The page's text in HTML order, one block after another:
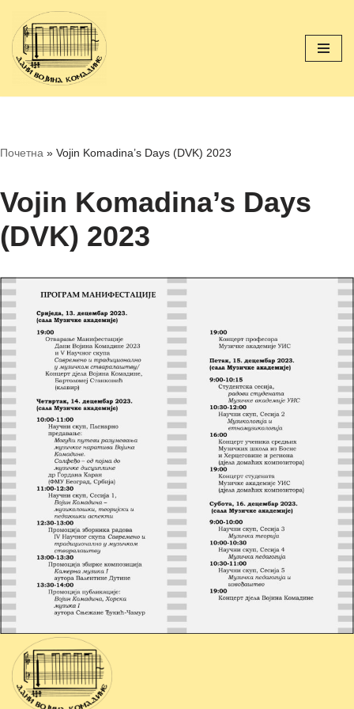
Skip
to
content
Почетна » Vojin Komadina’s Days (DVK) 2023
Vojin Komadina’s Days
(DVK) 2023